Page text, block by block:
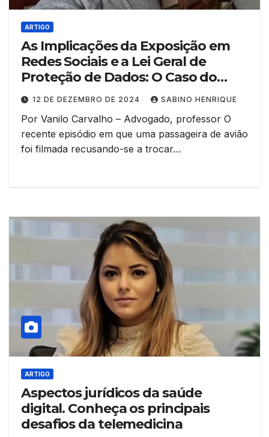
ARTIGO
As Implicações da Exposição em
Redes Sociais e a Lei Geral de
Proteção de Dados: O Caso do
Conflito em um Avião
12 DE DEZEMBRO DE 2024 SABINO HENRIQUE
Por Vanilo Carvalho – Advogado, professor O
recente episódio em que uma passageira de avião
foi filmada recusando-se a trocar…
ARTIGO
Aspectos jurídicos da saúde
digital. Conheça os principais
desafios da telemedicina